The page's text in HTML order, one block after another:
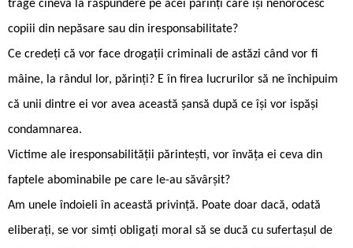
trage cineva la răspundere pe acei părinți care își nenorocesc
copiii din nepăsare sau din iresponsabilitate?
Ce credeți că vor face drogații criminali de astăzi când vor fi
mâine, la rândul lor, părinți? E în firea lucrurilor să ne închipuim
că unii dintre ei vor avea această șansă după ce își vor ispăși
condamnarea.
Victime ale iresponsabilității părintești, vor învăța ei ceva din
faptele abominabile pe care le-au săvârșit?
Am unele îndoieli în această privință. Poate doar dacă, odată
eliberați, se vor simți obligați moral să se ducă cu sufertașul de